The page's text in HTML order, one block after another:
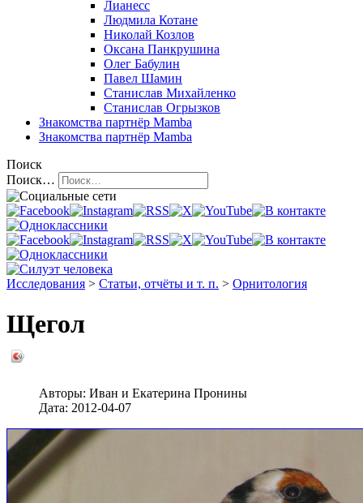
Лианесс
Людмила Котане
Николай Козлов
Оксана Панкрушина
Олег Бабулин
Павел Шамин
Станислав Михайленко
Станислав Огрызков
Знакомства партнёр Mamba
Знакомства партнёр Mamba
Поиск
Поиск…
Исследования > Статьи, отчёты и т. п. > Орнитология
Щегол
Авторы: Иван и Екатерина Пронины
Дата: 2012-04-07